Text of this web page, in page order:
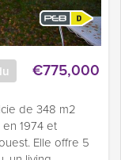
€775,000
de 348 m2
1974 et
Elle offre 5